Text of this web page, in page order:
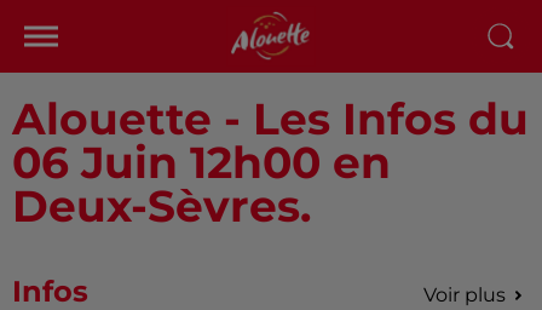
Alouette - Les Infos du
06 Juin 12h00 en
Deux-Sèvres.
Infos Voir plus